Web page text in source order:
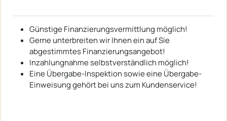
Günstige Finanzierungsvermittlung möglich!
Gerne unterbreiten wir Ihnen ein auf Sie
abgestimmtes Finanzierungsangebot!
Inzahlungnahme selbstverständlich möglich!
Eine Übergabe-Inspektion sowie eine Übergabe-
Einweisung gehört bei uns zum Kundenservice!